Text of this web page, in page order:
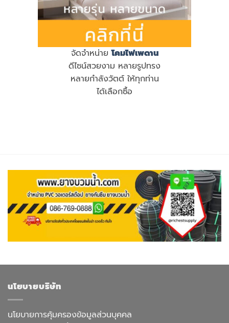
จัดจำหน่ายโคมไฟเพดาน
ดีไซน์สวยงาม หลายรูปทรง
หลายกำลังวัตต์ ให้ทุกท่าน
ได้เลือกซื้อ
นโยบายบริษัท
นโยบายการคุ้มครองข้อมูลส่วนบุคคล